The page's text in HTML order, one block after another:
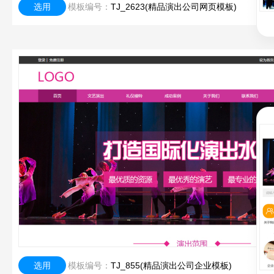
选用 模板编号： TJ_2623(精品演出公司网页模板)
选用 模板编号： TJ_855(精品演出公司企业模板)